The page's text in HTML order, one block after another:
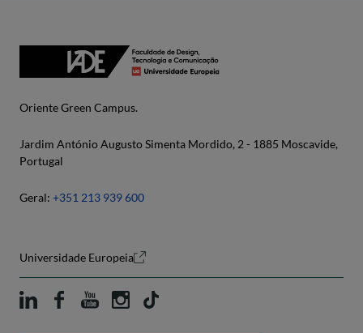
Oriente Green Campus.
Jardim António Augusto Simenta Mordido, 2 - 1885 Moscavide,
Portugal
Geral: +351 213 939 600
Universidade Europeia